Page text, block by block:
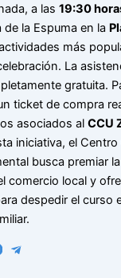
a las 19:30
la Espuma en la
más
La
gratuita.
ticket de compra
asociados al CCU
iniciativa, el
busca premiar
comercio local y
despedir el curso